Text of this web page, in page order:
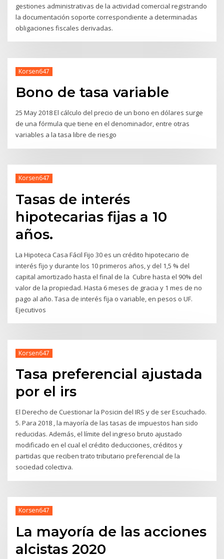
gestiones administrativas de la actividad comercial registrando
la documentación soporte correspondiente a determinadas
obligaciones fiscales derivadas.
Korsen647
Bono de tasa variable
25 May 2018 El cálculo del precio de un bono en dólares surge
de una fórmula que tiene en el denominador, entre otras
variables a la tasa libre de riesgo
Korsen647
Tasas de interés
hipotecarias fijas a 10
años.
La Hipoteca Casa Fácil Fijo 30 es un crédito hipotecario de
interés fijo y durante los 10 primeros años, y del 1,5 % del
capital amortizado hasta el final de la Cubre hasta el 90% del
valor de la propiedad. Hasta 6 meses de gracia y 1 mes de no
pago al año. Tasa de interés fija o variable, en pesos o UF.
Ejecutivos
Korsen647
Tasa preferencial ajustada
por el irs
El Derecho de Cuestionar la Posicin del IRS y de ser Escuchado.
5. Para 2018 , la mayoría de las tasas de impuestos han sido
reducidas. Además, el límite del ingreso bruto ajustado
modificado en el cual el crédito deducciones, créditos y
partidas que reciben trato tributario preferencial de la
sociedad colectiva.
Korsen647
La mayoría de las acciones
alcistas 2020